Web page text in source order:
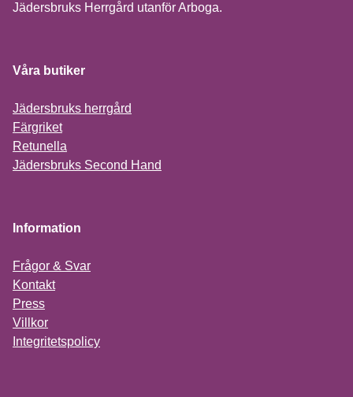
Jädersbruks Herrgård utanför Arboga.
Våra butiker
Jädersbruks herrgård
Färgriket
Retunella
Jädersbruks Second Hand
Information
Frågor & Svar
Kontakt
Press
Villkor
Integritetspolicy